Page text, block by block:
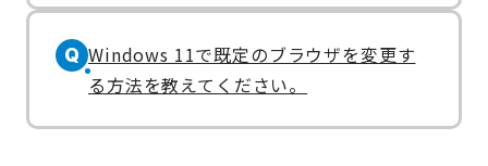
Q Windows 11で既定のブラウザを変更す
る方法を教えてください。